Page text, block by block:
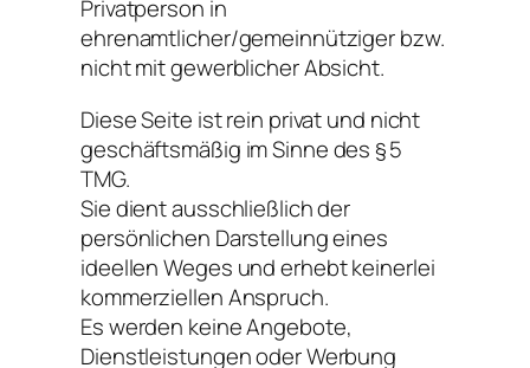
Privatperson in
ehrenamtlicher/gemeinnütziger bzw.
nicht mit gewerblicher Absicht.
Diese Seite ist rein privat und nicht
geschäftsmäßig im Sinne des § 5
TMG.
Sie dient ausschließlich der
persönlichen Darstellung eines
ideellen Weges und erhebt keinerlei
kommerziellen Anspruch.
Es werden keine Angebote,
Dienstleistungen oder Werbung